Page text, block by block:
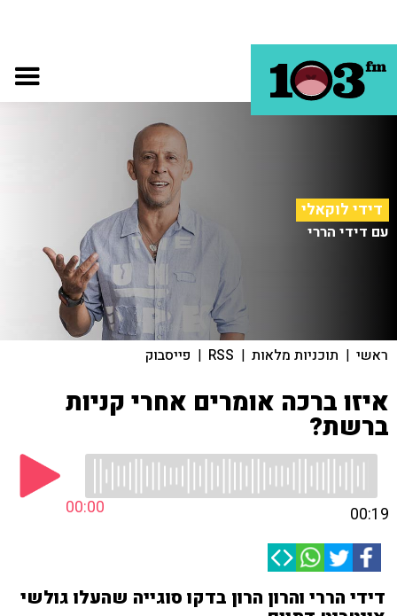
דידי לוקאלי
עם דידי הררי
ראשי | תוכניות מלאות |
RSS
| פייסבוק
איזו ברכה אומרים אחרי קניות
ברשת?
00:00 00:19
דידי הררי והרון הרון בדקו סוגייה שהעלו גולשי